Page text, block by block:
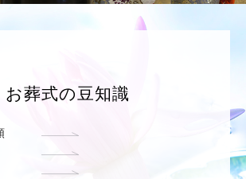
お葬式の豆知識